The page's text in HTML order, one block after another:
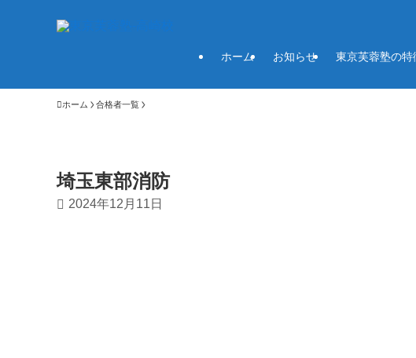
ホーム お知らせ 東京芙蓉塾の特
ホーム 合格者一覧
埼玉東部消防
2024年12月11日